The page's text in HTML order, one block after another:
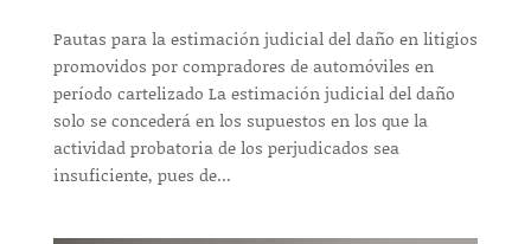
Pautas para la estimación judicial del daño en litigios
promovidos por compradores de automóviles en
período cartelizado La estimación judicial del daño
solo se concederá en los supuestos en los que la
actividad probatoria de los perjudicados sea
insuficiente, pues de...